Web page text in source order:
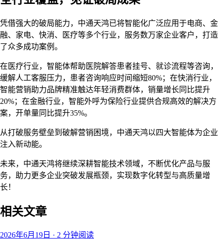
凭借强大的破局能力，中通天鸿已将智能化广泛应用于电商、金
融、家电、快消、医疗等多个行业，服务数万家企业客户，打造
了众多成功案例。
在医疗行业，智能体帮助医院解答患者挂号、就诊流程等咨询，
缓解人工客服压力，患者咨询响应时间缩短80%；在快消行业，
智能营销助力品牌精准触达年轻消费群体，销量增长同比提升
20%；在金融行业，智能外呼为保险行业提供合规高效的解决方
案，开单量同比提升35%。
从打破服务壁垒到破解营销困境，中通天鸿以四大智能体为企业
注入新动能。
未来，中通天鸿将继续深耕智能技术领域，不断优化产品与服
务，助力更多企业突破发展瓶颈，实现数字化转型与高质量增
长！
相关文章
2026年6月19日 · 2 分钟阅读